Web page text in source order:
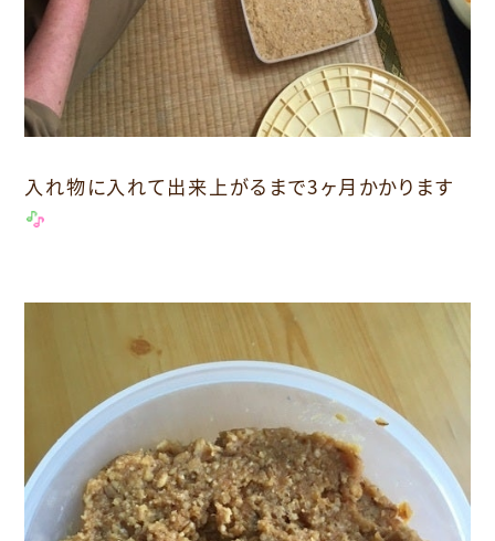
入れ物に入れて出来上がるまで3ヶ月かかります